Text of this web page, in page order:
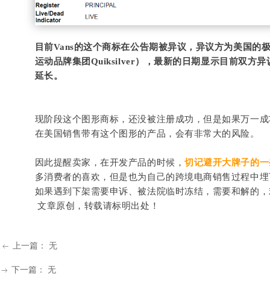
目前Vans的这个商标在公告期被异议，异议方为美国
运动品牌集团Quiksilver），最新的日期显示目前双方
延长。
现阶段这个图形商标，还没被注册成功，但是如果万一
在美国销售带有这个图形的产品，会有非常大的风险。
因此提醒卖家，在开发产品的时候，切记避开大牌子的
多消费者的喜欢，但是也为自己的跨境电商销售过程中
如果遇到下架需要申诉、被法院临时冻结，需要和解的
文章原创，转载请标明出处！
ꂃ 上一篇： 无
ꁹ 下一篇： 无